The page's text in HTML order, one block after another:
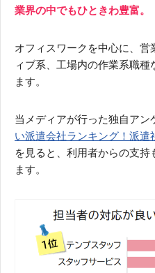
業界の中でもひときわ豊富。
オフィスワークを中心に、
ィブ系、工場内の作業系職
ます。
当メディアが行った独自アン
い派遣会社ランキング！派遣
を見ると、利用者からの支持
ます。